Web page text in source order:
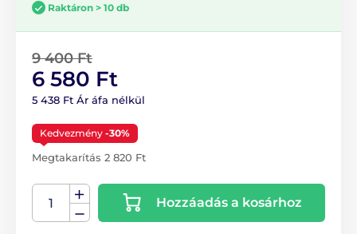
Raktáron > 10 db
9 400 Ft
6 580 Ft
5 438 Ft Ár áfa nélkül
Kedvezmény -30%
Megtakarítás 2 820 Ft
Hozzáadás a kosárhoz